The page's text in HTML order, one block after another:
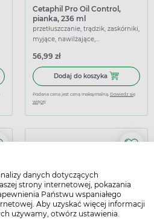
danych dotyczących
strony internetowej, pokazania
Państwu wspaniałego
Aby uzyskać więcej informacji
używamy, otwórz ustawienia.
koszyka Vichy Neovadiol Przed menopauzą,
Cetaphil Pro Oil Control,
pianka, 236 ml
przetłuszczanie, trądzik, zaskórniki,
myjące, nawilżające,
56,99 zł
Dodaj do koszyka Dodaj do
Podana cena jest ceną maksymalną. Dowiedz się
więcej
Vichy Neovadiol Przed